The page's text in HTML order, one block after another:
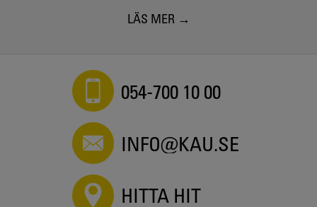
LÄS MER
054-700 10 00
INFO@KAU.SE
HITTA HIT